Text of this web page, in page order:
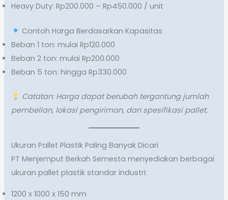
Heavy Duty: Rp200.000 – Rp450.000 / unit
Contoh Harga Berdasarkan Kapasitas
Beban 1 ton: mulai Rp120.000
Beban 2 ton: mulai Rp200.000
Beban 5 ton: hingga Rp330.000
Catatan: Harga dapat berubah tergantung jumlah
pembelian, lokasi pengiriman, dan spesifikasi pallet.
Ukuran Pallet Plastik Paling Banyak Dicari
PT Menjemput Berkah Semesta menyediakan berbagai
ukuran pallet plastik standar industri:
1200 x 1000 x 150 mm